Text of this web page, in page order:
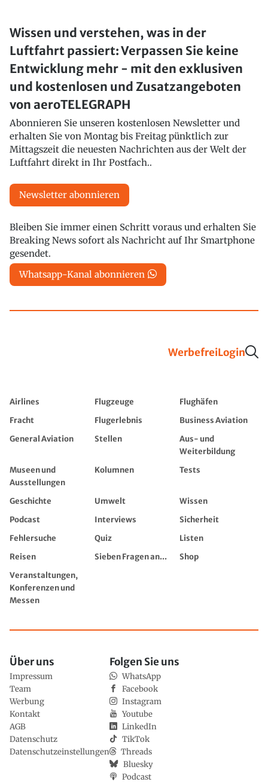
Wissen und verstehen, was in der
Luftfahrt passiert: Verpassen Sie keine
Entwicklung mehr - mit den exklusiven
und kostenlosen und Zusatzangeboten
von aeroTELEGRAPH
Abonnieren Sie unseren kostenlosen Newsletter und
erhalten Sie von Montag bis Freitag pünktlich zur
Mittagszeit die neuesten Nachrichten aus der Welt der
Luftfahrt direkt in Ihr Postfach..
Newsletter abonnieren
Bleiben Sie immer einen Schritt voraus und erhalten Sie
Breaking News sofort als Nachricht auf Ihr Smartphone
gesendet.
Whatsapp-Kanal abonnieren
WerbefreiLogin
Airlines Flugzeuge
Flughäfen
Fracht
Flugerlebnis
Business Aviation
General Aviation
Stellen
Aus- und
Weiterbildung
Museen und
Ausstellungen
Kolumnen Tests
Geschichte Umwelt
Wissen
Podcast
Interviews
Sicherheit
Fehlersuche
Quiz
Listen
Reisen
Sieben Fragen an...
Shop
Veranstaltungen,
Konferenzen und
Messen
Über uns
Impressum
Team
Werbung
Kontakt
AGB
Datenschutz
Datenschutzeinstellungen
Folgen Sie uns
WhatsApp
Facebook
Instagram
Youtube
LinkedIn
TikTok
Threads
Bluesky
Podcast